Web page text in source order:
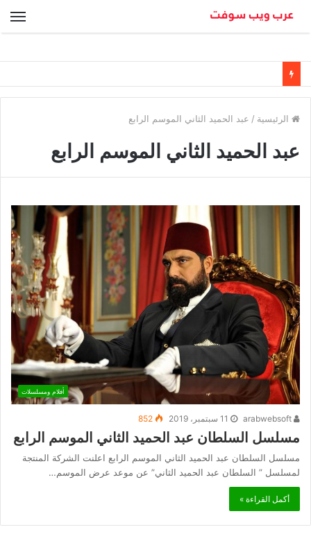
الرئيسية / عبد الحميد الثاني الموسم الرابع
عبد الحميد الثاني الموسم الرابع
أفلام ومسلسلات
11 سبتمبر، 2019 852
مسلسل السلطان عبد الحميد الثاني الموسم الرابع
مسلسل السلطان عبد الحميد الثاني الموسم الرابع اعلنت الشركة المنتجة
لمسلسل ” السلطان عبد الحميد الثاني” عن موعد عرض الموسم…
أكمل القراءة »